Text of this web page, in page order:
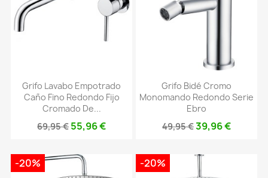
Grifo Lavabo Empotrado
Caño Fino Redondo Fijo
Cromado De...
69,95 € 55,96 €
Grifo Bidé Cromo
Monomando Redondo Serie
Ebro
49,95 €39,96 €
-20% -20%